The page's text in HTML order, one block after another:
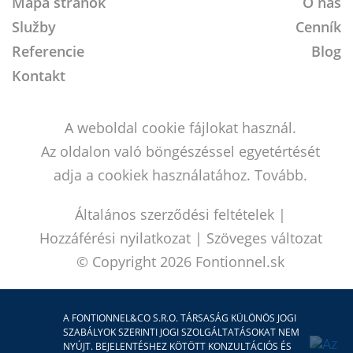
Služby
Cenník
Referencie
Blog
Kontakt
A weboldal cookie fájlokat használ.
Az oldalon való böngészéssel egyetértését
adja a cookiek használatához. Tovább.
Általános szerződési feltételek |
Hozzáférési nyilatkozat| Szöveges változat
© Copyright 2026 Fontionnel.sk
A FONTIONNEL&CO S.R.O. TÁRSASÁG KÜLÖNÖS JOGI
SZABÁLYOK SZERINTI JOGI SZOLGÁLTATÁSOKAT NEM
NYÚJT. BEJELENTÉSHEZ KÖTÖTT KONZULTÁCIÓS ÉS